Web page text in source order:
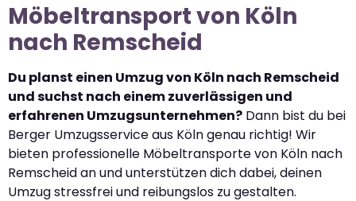
Möbeltransport von Köln
nach Remscheid
Du planst einen Umzug von Köln nach Remscheid
und suchst nach einem zuverlässigen und
erfahrenen Umzugsunternehmen? Dann bist du bei
Berger Umzugsservice aus Köln genau richtig! Wir
bieten professionelle Möbeltransporte von Köln nach
Remscheid an und unterstützen dich dabei, deinen
Umzug stressfrei und reibungslos zu gestalten.